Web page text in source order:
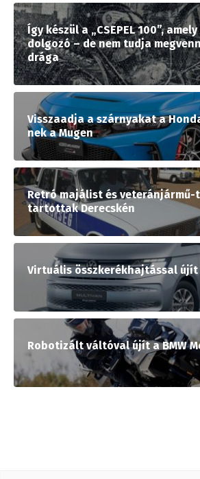
Így készül a „CSEPEL 100”,
dolgozó – de nem tudja
drága
Visszaadja a szárnyakat a
nek a Mugen
Retró majálist és
tartottak Derecskén
Virtuális összkerékhajtással újít
Robotizált váltóval újít a BMW